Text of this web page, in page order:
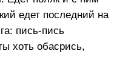
едет последний на
пись-пись
хоть обасрись,